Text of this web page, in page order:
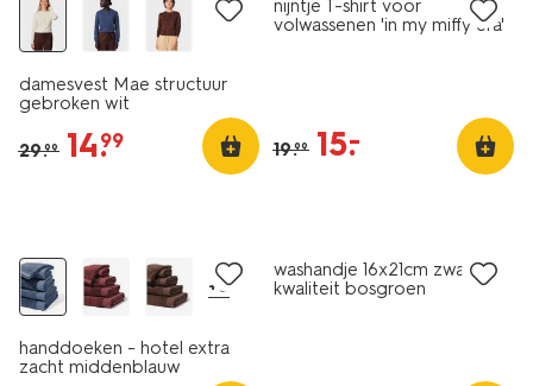
damesvest Mae structuur
gebroken wit
29.99 14.
99
nijntje T-shirt voor
volwassenen 'in my miffy era'
19.99 15.
–
+8
handdoeken - hotel extra
zacht middenblauw
washandje 16x21cm zware
kwaliteit bosgroen